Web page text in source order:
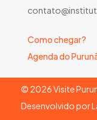
Como chegar?
Agenda do
© 2026Visite
Desenvolvido por